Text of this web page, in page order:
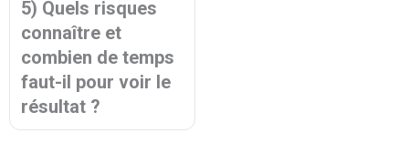
5) Quels risques
connaître et
combien de temps
faut-il pour voir le
résultat ?